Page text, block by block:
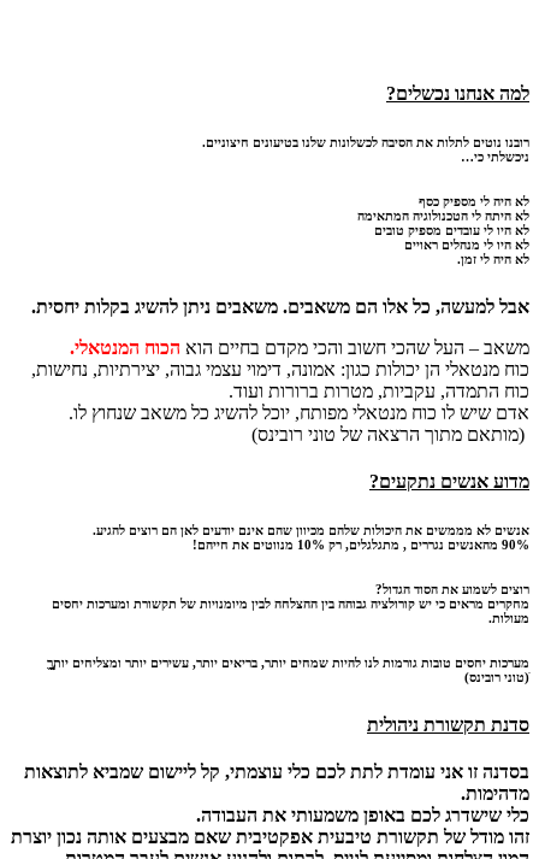
למה אנחנו נכשלים?
רובנו נוטים לתלות את הסיבה לכשלונות שלנו בטיעונים חיצוניים.
ניכשלתי כי…
לא היה לי מספיק כסף
לא היתה לי הטכנולוגיה המתאימה
לא היו לי עובדים מספיק טובים
לא היו לי מנהלים ראויים
לא היה לי זמן.
אבל למעשה, כל אלו הם משאבים. משאבים ניתן להשיג בקלות יחסית.
משאב – העל שהכי חשוב והכי מקדם בחיים הוא הכוח המנטאלי.
כוח מנטאלי הן יכולות כגון: אמונה, דימוי עצמי גבוה, יצירתיות, נחישות,
כוח התמדה, עקביות, מטרות ברורות ועוד.
אדם שיש לו כוח מנטאלי מפותח, יוכל להשיג כל משאב שנחוץ לו.
(מותאם מתוך הרצאה של טוני רובינס)
מדוע אנשים נתקעים?
אנשים לא מממשים את היכולות שלהם מכיוון שהם אינם יודעים לאן הם רוצים להגיע.
90% מהאנשים נגררים , מתגלגלים, רק 10% מנווטים את חייהם!
רוצים לשמוע את הסוד הגדול?
מחקרים מראים כי יש קורולציה גבוהה בין ההצלחה לבין מיומנויות של תקשורת ומערכות יחסים
מעולות.
מערכות יחסים טובות גורמות לנו להיות שמחים יותר, בריאים יותר, עשירים יותר ומצליחים יותרֱֱֱֱֱֱֱ
(טוני רובינס)
סדנת תקשורת ניהולית
בסדנה זו אני עומדת לתת לכם כלי עוצמתי, קל ליישום שמביא לתוצאות
מדהימות.
כלי שישדרג לכם באופן משמעותי את העבודה.
זהו מודל של תקשורת טיבעית אפקטיבית שאם מבצעים אותה נכון יוצרת